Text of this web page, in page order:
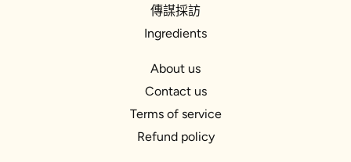
傳謀採訪
Ingredients
About us
Contact us
Terms of service
Refund policy